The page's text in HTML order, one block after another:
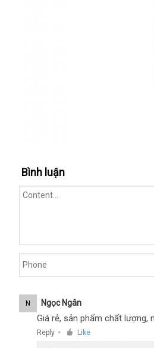
Bình luận
N Ngọc Ngân
Giá rẻ, sản phẩm chất lượng,
Reply ● Like